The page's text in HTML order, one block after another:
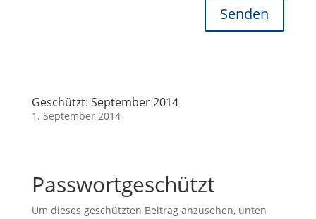
Senden
Geschützt: September 2014
1. September 2014
Passwortgeschützt
Um dieses geschützten Beitrag anzusehen, unten